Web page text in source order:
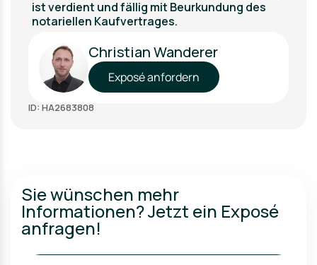
ist verdient und fällig mit Beurkundung des
notariellen Kaufvertrages.
Christian Wanderer
Exposé anfordern
ID: HA2683808
Sie wünschen mehr
Informationen? Jetzt ein Exposé
anfragen!